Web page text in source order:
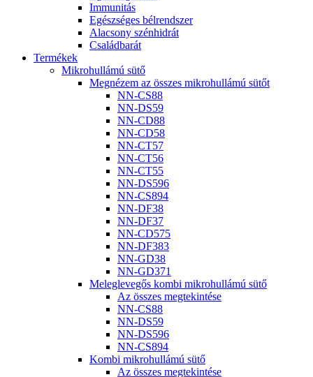
Immunitás
Egészséges bélrendszer
Alacsony szénhidrát
Családbarát
Termékek
Mikrohullámú sütő
Megnézem az összes mikrohullámú sütőt
NN-CS88
NN-DS59
NN-CD88
NN-CD58
NN-CT57
NN-CT56
NN-CT55
NN-DS596
NN-CS894
NN-DF38
NN-DF37
NN-CD575
NN-DF383
NN-GD38
NN-GD371
Meleglevegős kombi mikrohullámú sütő
Az összes megtekintése
NN-CS88
NN-DS59
NN-DS596
NN-CS894
Kombi mikrohullámú sütő
Az összes megtekintése